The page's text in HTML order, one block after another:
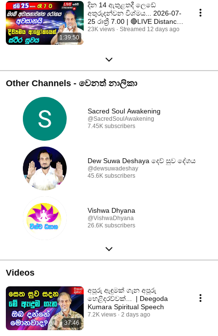
1:39:50
දින 14 ඇතුළතදී ලෙඩේ
අතුරුදන්වන විශ්මය... 2026-07-
25 රාත්‍රී 7.00 | 🔴LIVE Distance
Healing 07-25
23K views Streamed 12 days ago
Other Channels - වෙනත් නාලිකා
Sacred Soul Awakening
@SacredSoulAwakening
7.45K subscribers
Dew Suwa Deshaya දෙව් සුව දේශය
@dewsuwadeshay
45.6K subscribers
Vishwa Dhyana
@VishwaDhyana
26.6K subscribers
Videos
37:46
අපූරු ඇඳුමක් ගැන අපූරු
හෙළිදරව්වක්... | Deegoda
Kumara Spiritual Speech
7.2K views 2 days ago